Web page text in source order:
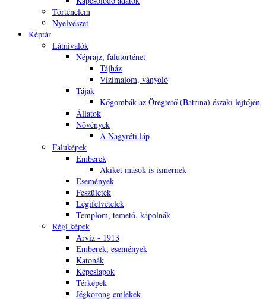
Történelem
Nyelvészet
Képtár
Látnivalók
Néprajz, falutörténet
Tájház
Vízimalom, ványoló
Tájak
Kőgombák az Öregtető (Batrina) északi lejtőjén
Állatok
Növények
A Nagyréti láp
Faluképek
Emberek
Akiket mások is ismernek
Események
Feszületek
Légifelvételek
Templom, temető, kápolnák
Régi képek
Árvíz - 1913
Emberek, események
Katonák
Képeslapok
Térképek
Jégkorong emlékek